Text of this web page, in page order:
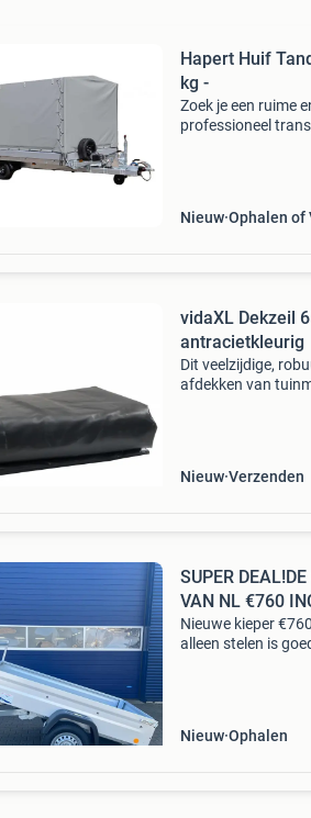
Hapert Huif
kg -
Zoek je een ruime
professioneel
Nieuw Ophalen of
vidaXL Dekzeil
antracietkleurig
Dit veelzijdige,
afdekken van
Nieuw Verzenden
SUPER
VAN NL €760
Nieuwe kieper
alleen stelen is
Nieuw Ophalen